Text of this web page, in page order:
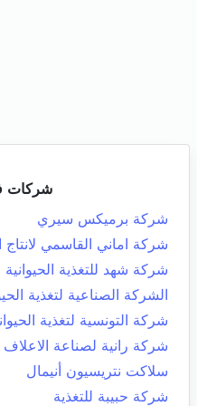
شركات
شركة برميكس سيري
شركة اماني القاسمي
شركة شهد للتغذية الحيوانية
الشركة الصناعية لتغذية
شركة التونسية لتغذية
شركة رانية لصناعة الاعلاف
سلاكت نتريسيون أنيمال
شركة حبيبة للتغذية